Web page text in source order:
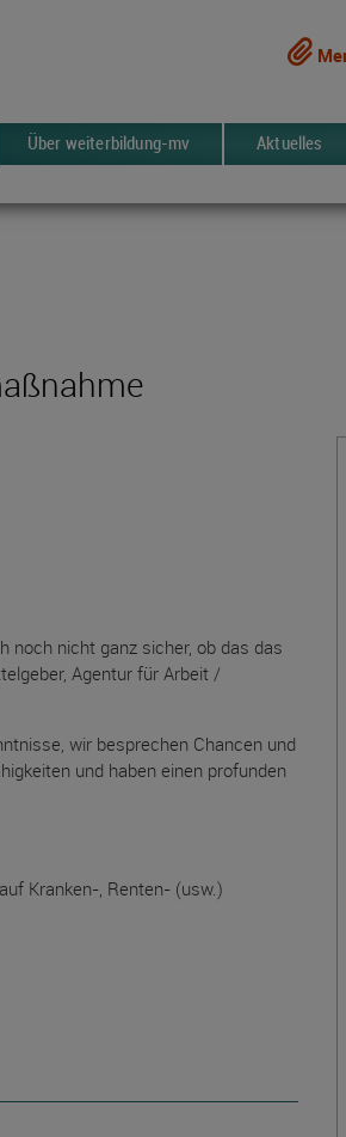
Über weiterbildung-mv Aktuelles
noch nicht ganz sicher, ob das das
Agentur für Arbeit /
wir besprechen Chancen und
und haben einen profunden
Kranken-, Renten- (usw.)